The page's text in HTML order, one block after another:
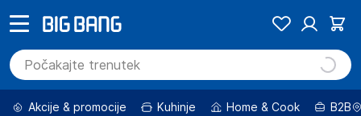
Akcije & promocije Kuhinje Home & Cook B2B